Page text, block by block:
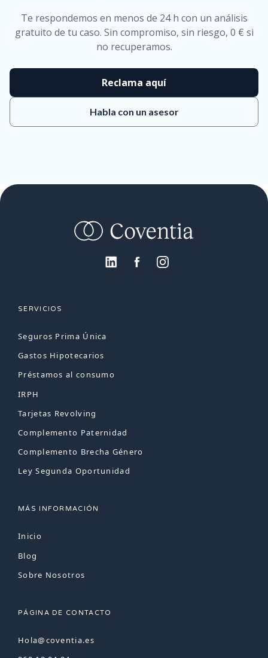
Te respondemos en menos de 24 h con un análisis
gratuito de tu caso. Sin compromiso, sin riesgo, 0 € si
no recuperamos.
Reclama aquí
Habla con un asesor
SERVICIOS
Seguros Prima Única
Gastos Hipotecarios
Préstamos al consumo
IRPH
Tarjetas Revolving
Complemento Paternidad
Complemento Brecha Género
Ley Segunda Oportunidad
MÁS INFORMACIÓN
Inicio
Blog
Sobre Nosotros
PÁGINA DE CONTACTO
Hola@coventia.es